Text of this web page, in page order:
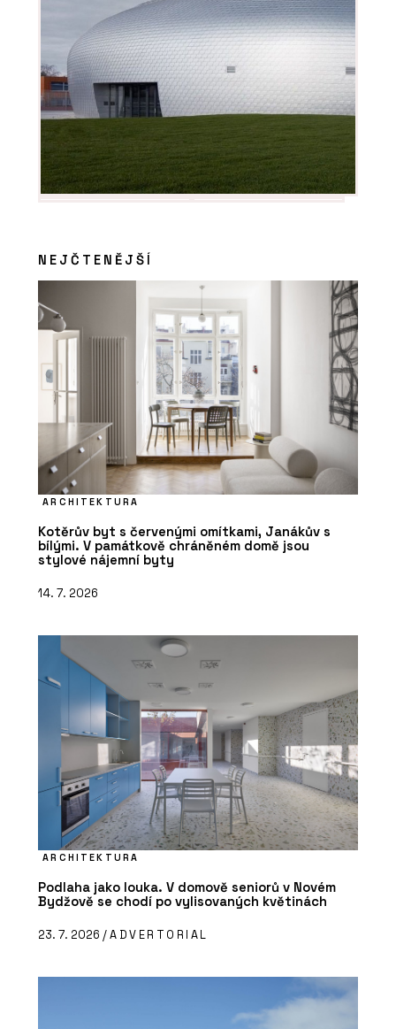
NEJČTENĚJŠÍ
ARCHITEKTURA
Kotěrův byt s červenými omítkami, Janákův s
bílými. V památkově chráněném domě jsou
stylové nájemní byty
14. 7. 2026
ARCHITEKTURA
Podlaha jako louka. V domově seniorů v Novém
Bydžově se chodí po vylisovaných květinách
23. 7. 2026 /ADVERTORIAL